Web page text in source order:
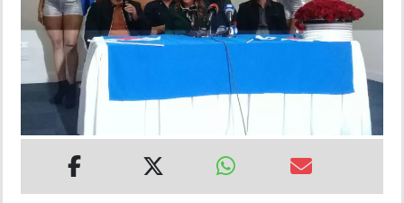
MUNDO
INSÓLITAS
MULTIMEDIA
IMPRESO